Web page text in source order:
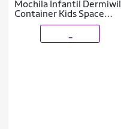
Mochila Infantil Dermiwil
Container Kids Space
Preta - 5222